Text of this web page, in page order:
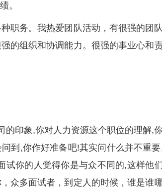
。
职务。我热爱团队活动，有很强的团队
的组织和协调能力。很强的事业心和
的印象,你对人力资源这个职位的理解,
到,你作好准备吧!其实问什么并不重
试你的人觉得你是与众不同的,这样他们
众多面试者，到定人的时候，谁是谁